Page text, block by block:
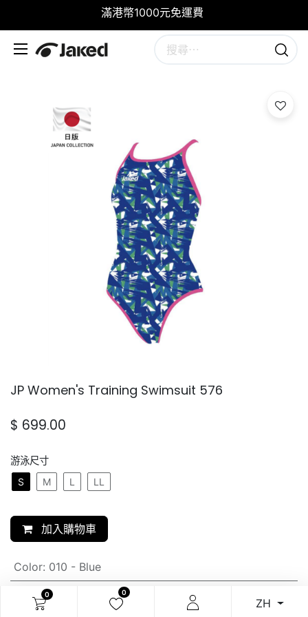
0 0
ZH
滿港幣1000元免運費
JP Women's Training Swimsuit 576
$ 699.00
游泳尺寸
S
M L LL
加入購物車
Color: 010 - Blue
SKU: N/A